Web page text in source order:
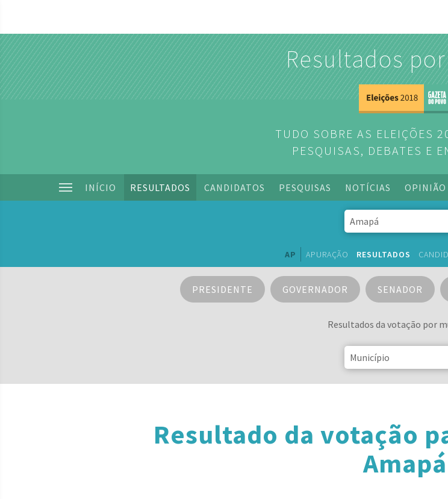
Resultados
TUDO SOBRE AS ELEIÇÕES
PESQUISAS, DEBATES E
INÍCIO RESULTADOS CANDIDATOS PESQUISAS NOTÍCIAS OPINIÃO
AP APURAÇÃO RESULTADOS
PRESIDENTE GOVERNADOR SENADOR
Resultados da votação por
Resultado da votação
Amapá